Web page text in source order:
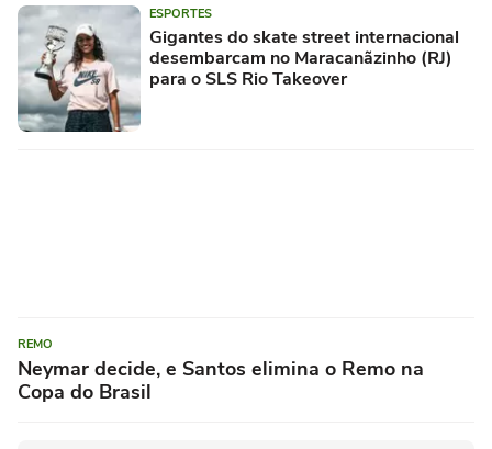
ESPORTES
Gigantes do skate street internacional
desembarcam no Maracanãzinho (RJ)
para o SLS Rio Takeover
REMO
Neymar decide, e Santos elimina o Remo na
Copa do Brasil